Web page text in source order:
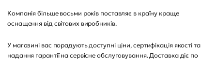
Компанія більше восьми років поставляє в країну краще
оснащення від світових виробників.
У магазині вас порадують доступні ціни, сертифікація якості та
надання гарантії на сервісне обслуговування. Доставка діє по